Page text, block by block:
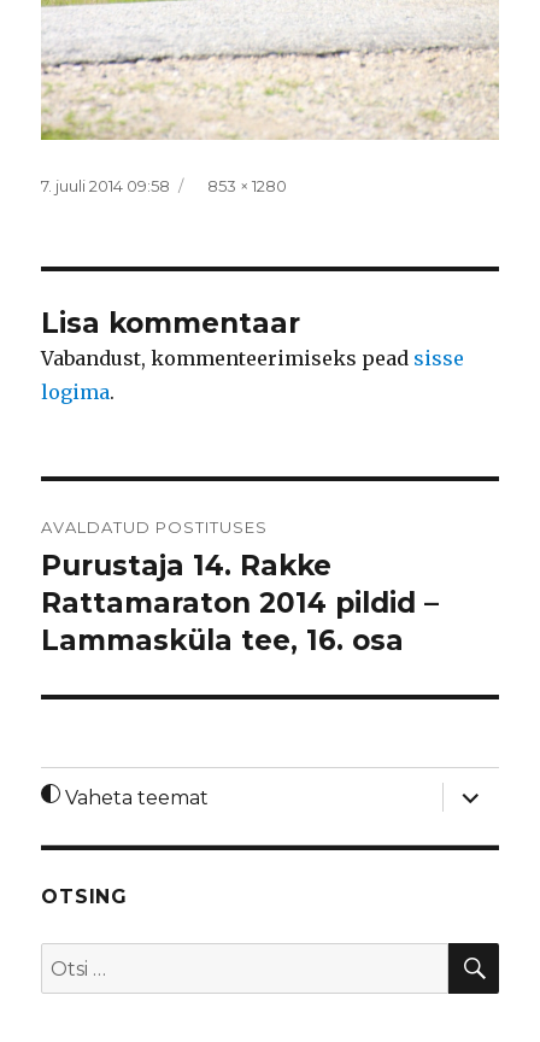
Postitatud
7. juuli 2014 09:58 Täissuurus
853 × 1280
Lisa kommentaar
Vabandust, kommenteerimiseks pead sisse
logima.
AVALDATUD POSTITUSES
Purustaja 14. Rakke
Rattamaraton 2014 pildid –
Lammasküla tee, 16. osa
Vaheta teemat
laienda
OTSING
Otsi: